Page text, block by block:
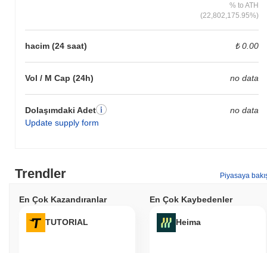
% to ATH
(22,802,175.95%)
hacim (24 saat) ₺ 0.00
Vol / M Cap (24h) no data
Dolaşımdaki Adet
Update supply form
no data
Trendler Piyasaya
En Çok Kazandıranlar
TUTORIAL
En Çok Kaybedenler
Heima